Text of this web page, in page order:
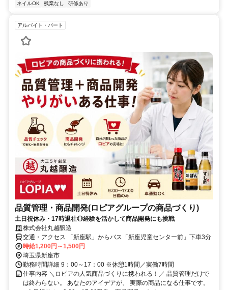
ネイルOK
残業なし 研修あり
アルバイト・パート
品質管理・商品開発(ロピアグループの商品づくり)
土日祝休み・17時退社◎経験を活かして商品開発にも挑戦
株式会社丸越醸造
交通・アクセス 「新座駅」からバス「新座児童センター前」下車3分
時給1,200円～1,500円
埼玉県新座市
勤務時間詳細 9：00～17：00 ※休憩1時間／実働7時間
仕事内容 ＼ロピアの人気商品づくりに携われる！／ 品質管理だけで
は終わらない。 あなたのアイデアが、 実際の商品になる仕事です。